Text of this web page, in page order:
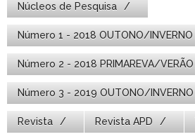
Núcleos de Pesquisa
Número 1 - 2018 OUTONO/INVERNO
Número 2 - 2018 PRIMAREVA/VERÃO
Número 3 - 2019 OUTONO/INVERNO
Revista Revista APD